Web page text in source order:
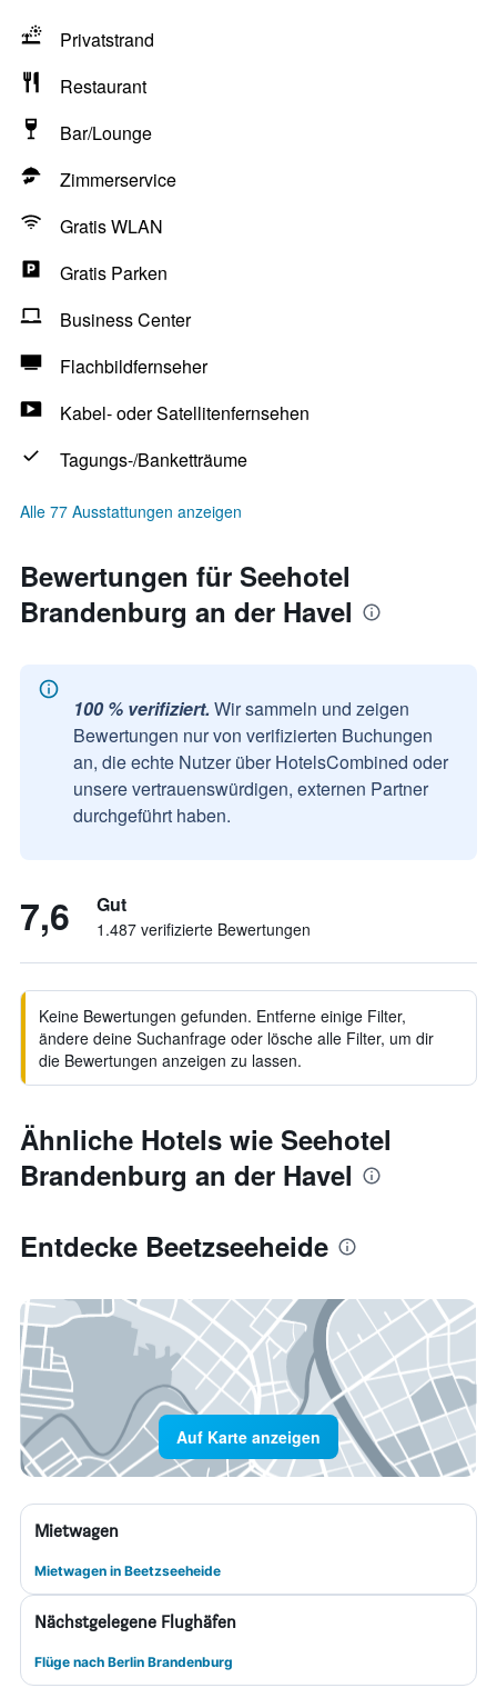
Privatstrand
Restaurant
Bar/Lounge
Zimmerservice
Gratis WLAN
Gratis Parken
Business Center
Flachbildfernseher
Kabel- oder Satellitenfernsehen
Tagungs-/Banketträume
Alle 77 Ausstattungen anzeigen
Bewertungen für Seehotel
Brandenburg an der Havel
100 % verifiziert. Wir sammeln und zeigen
Bewertungen nur von verifizierten Buchungen
an, die echte Nutzer über HotelsCombined oder
unsere vertrauenswürdigen, externen Partner
durchgeführt haben.
7,6 Gut
1.487 verifizierte Bewertungen
Keine Bewertungen gefunden. Entferne einige Filter,
ändere deine Suchanfrage oder lösche alle Filter, um dir
die Bewertungen anzeigen zu lassen.
Ähnliche Hotels wie Seehotel
Brandenburg an der Havel
Entdecke Beetzseeheide
Auf Karte anzeigen
Mietwagen
Mietwagen in Beetzseeheide
Nächstgelegene Flughäfen
Flüge nach Berlin Brandenburg